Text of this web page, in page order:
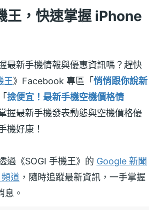
王，快速掌握 iPhone
最新手機情報與優惠資訊嗎？趕快
王》Facebook 專區「 悄悄跟你說新
撿便宜！最新手機空機價格情
握最新手機發表動態與空機價格優
機好康！
過《SOGI 手機王》的 Google 新聞
道 ，隨時追蹤最新資訊，一手掌握
息。